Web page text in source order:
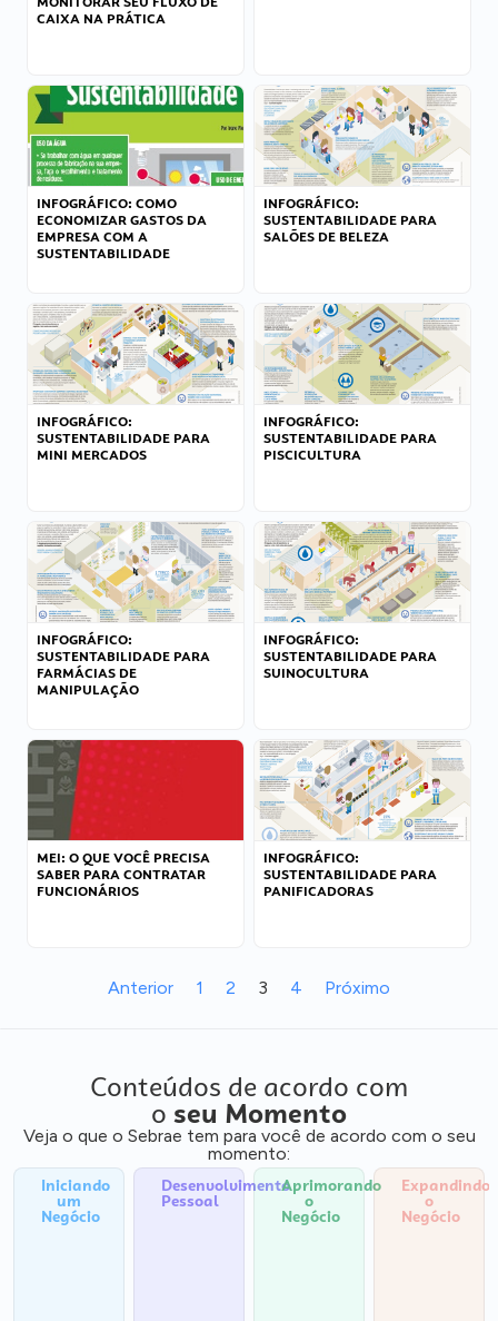
CAIXA NA PRÁTICA
INFOGRÁFICO: COMO
ECONOMIZAR GASTOS DA
EMPRESA COM A
SUSTENTABILIDADE
INFOGRÁFICO:
SUSTENTABILIDADE PARA
SALÕES DE BELEZA
INFOGRÁFICO:
SUSTENTABILIDADE PARA
MINI MERCADOS
INFOGRÁFICO:
SUSTENTABILIDADE PARA
PISCICULTURA
INFOGRÁFICO:
SUSTENTABILIDADE PARA
FARMÁCIAS DE
MANIPULAÇÃO
INFOGRÁFICO:
SUSTENTABILIDADE PARA
SUINOCULTURA
MEI: O QUE VOCÊ PRECISA
SABER PARA CONTRATAR
FUNCIONÁRIOS
INFOGRÁFICO:
SUSTENTABILIDADE PARA
PANIFICADORAS
Anterior 1 2 3 4 Próximo
Conteúdos de acordo com
o seu Momento
Veja o que o Sebrae tem para você de acordo com o seu
momento:
Iniciando
um
Negócio
Desenvolvimento
Pessoal
Aprimorando
o
Negócio
Expandindo
o
Negócio